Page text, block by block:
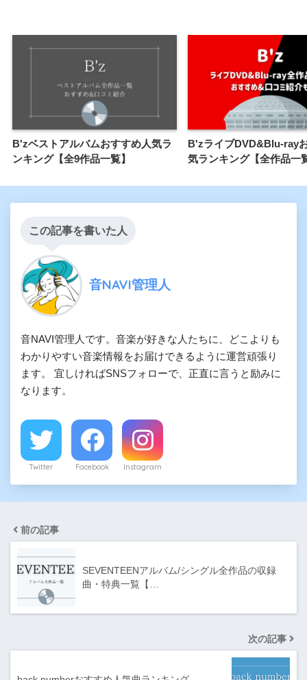
B'zベストアルバムおすすめ人気ラ
ンキング【全9作品一覧】
B'zライブDVD&Blu-ray
気ランキング【全作品一
この記事を書いた人
音NAVI管理人
音NAVI管理人です。音楽が好きな人たちに、どこよりも
わかりやすい音楽情報をお届けできるように運営頑張り
ます。 宜しければSNSフォローで、正直に言うと励みに
なります。
Twitter Facebook Instagram
前の記事
SEVENTEENアルバム/シングル全作品の収録
曲・特典一覧【…
次の記事